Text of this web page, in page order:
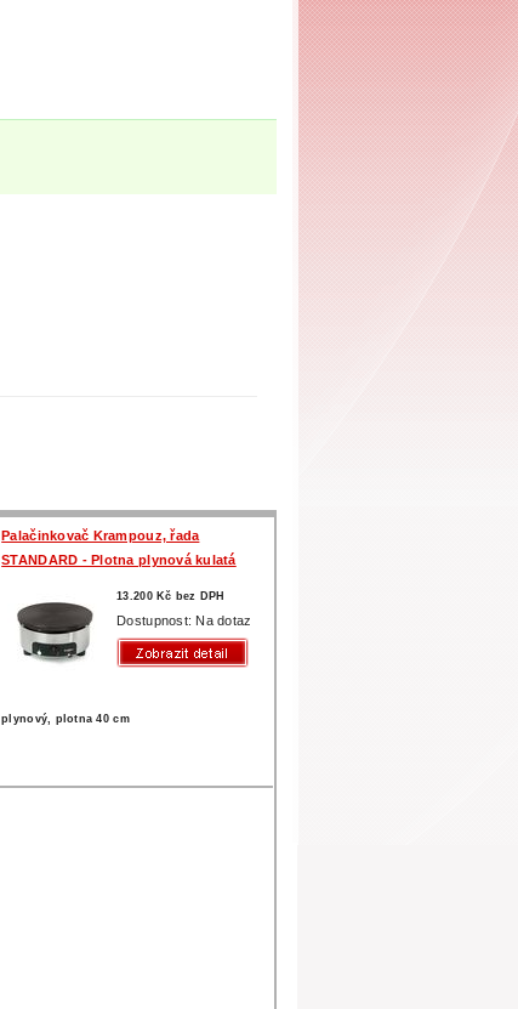
Palačinkovač Krampouz, řada
STANDARD - Plotna plynová kulatá
13.200 Kč bez DPH
Dostupnost: Na dotaz
plynový, plotna 40 cm